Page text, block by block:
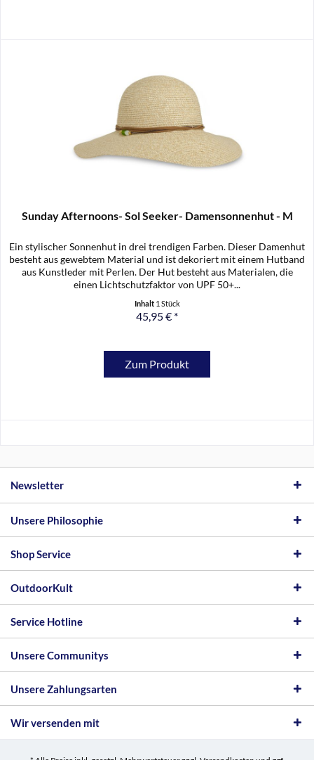
Sunday Afternoons- Sol Seeker- Damensonnenhut - M
Ein stylischer Sonnenhut in drei trendigen Farben. Dieser Damenhut
besteht aus gewebtem Material und ist dekoriert mit einem Hutband
aus Kunstleder mit Perlen. Der Hut besteht aus Materialen, die
einen Lichtschutzfaktor von UPF 50+...
Inhalt 1 Stück
45,95 € *
Zum Produkt
Newsletter
Unsere Philosophie
Shop Service
OutdoorKult
Service Hotline
Unsere Communitys
Unsere Zahlungsarten
Wir versenden mit